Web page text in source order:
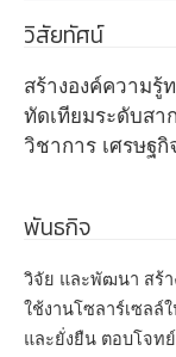
วิสัยทัศน์
สร้างองค์ความรู้
ทัดเทียมระดับสา
วิชาการ เศรษฐกิ
พันธกิจ
วิจัย และพัฒนา สร้า
ใช้งานโซลาร์เซลล์
และยั่งยืน ตอบโจท